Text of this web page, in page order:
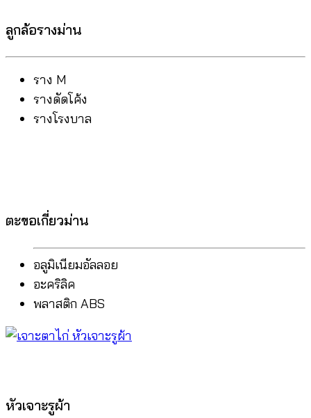
ลูกล้อรางม่าน
ราง M
รางดัดโค้ง
รางโรงบาล
ตะขอเกี่ยวม่าน
อลูมิเนียมอัลลอย
อะคริลิค
พลาสติก ABS
หัวเจาะรูผ้า